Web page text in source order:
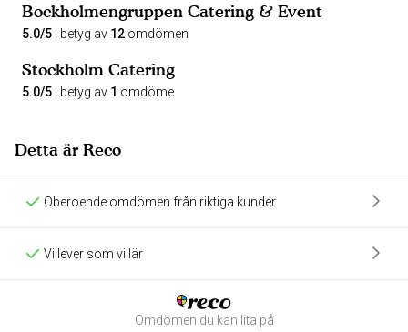
Bockholmengruppen Catering & Event
5.0/5 i betyg av 12 omdömen
Stockholm Catering
5.0/5 i betyg av 1 omdöme
Detta är Reco
Oberoende omdömen från riktiga kunder
Vi lever som vi lär
Omdömen du kan lita på